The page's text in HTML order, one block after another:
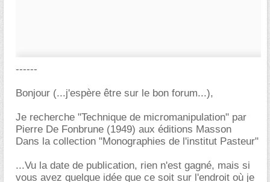
------
Bonjour (...j'espère être sur le bon forum...),
Je recherche "Technique de micromanipulation" par
Pierre De Fonbrune (1949) aux éditions Masson
Dans la collection "Monographies de l'institut Pasteur"
...Vu la date de publication, rien n'est gagné, mais si
vous avez quelque idée que ce soit sur l'endroit où je